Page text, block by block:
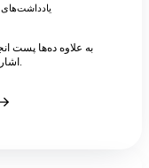
به علاوه ده‌ها پست
OSINT که به API اشاره دارند.